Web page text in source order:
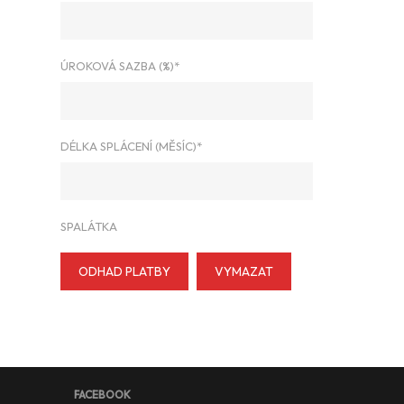
ÚROKOVÁ SAZBA (%)*
DÉLKA SPLÁCENÍ (MĚSÍC)*
SPALÁTKA
ODHAD PLATBY VYMAZAT
FACEBOOK